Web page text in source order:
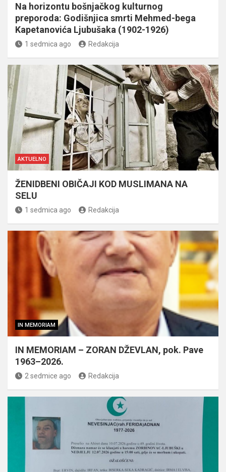
Na horizontu bošnjačkog kulturnog
preporoda: Godišnjica smrti Mehmed-bega
Kapetanovića Ljubušaka (1902-1926)
1 sedmica ago Redakcija
AKTUELNO
ŽENIDBENI OBIČAJI KOD MUSLIMANA NA
SELU
1 sedmica ago Redakcija
IN MEMORIAM
IN MEMORIAM – ZORAN DŽEVLAN, pok. Pave
1963–2026.
2 sedmice ago Redakcija